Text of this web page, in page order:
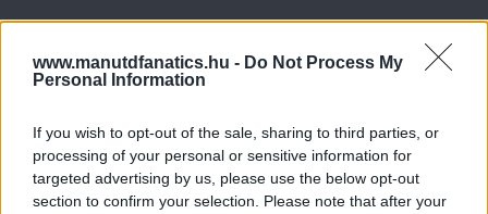
www.manutdfanatics.hu - Do Not Process My
Personal Information
If you wish to opt-out of the sale, sharing to third parties, or
processing of your personal or sensitive information for
targeted advertising by us, please use the below opt-out
section to confirm your selection. Please note that after your